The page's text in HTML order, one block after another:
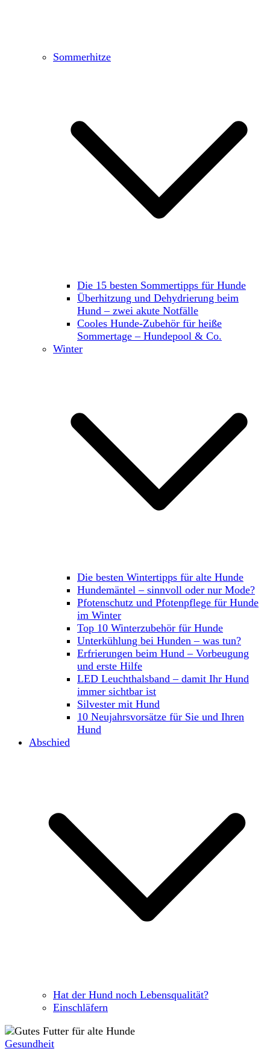
Sommerhitze
Die 15 besten Sommertipps für Hunde
Überhitzung und Dehydrierung beim
Hund – zwei akute Notfälle
Cooles Hunde-Zubehör für heiße
Sommertage – Hundepool & Co.
Winter
Die besten Wintertipps für alte Hunde
Hundemäntel – sinnvoll oder nur Mode?
Pfotenschutz und Pfotenpflege für Hunde
im Winter
Top 10 Winterzubehör für Hunde
Unterkühlung bei Hunden – was tun?
Erfrierungen beim Hund – Vorbeugung
und erste Hilfe
LED Leuchthalsband – damit Ihr Hund
immer sichtbar ist
Silvester mit Hund
10 Neujahrsvorsätze für Sie und Ihren
Hund
Abschied
Hat der Hund noch Lebensqualität?
Einschläfern
Gesundheit